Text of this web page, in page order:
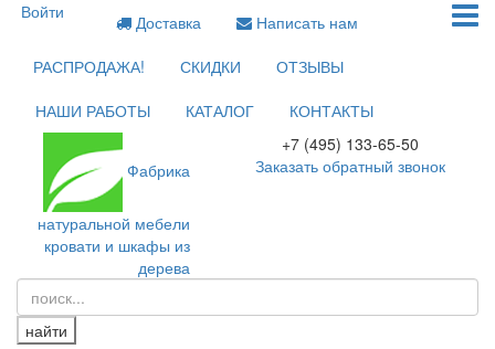
Войти Доставка
Написать нам
РАСПРОДАЖА!
СКИДКИ
ОТЗЫВЫ
НАШИ РАБОТЫ
КАТАЛОГ КОНТАКТЫ
Фабрика
натуральной мебели
кровати и шкафы из
дерева
+7 (495) 133-65-50
Заказать обратный звонок
найти